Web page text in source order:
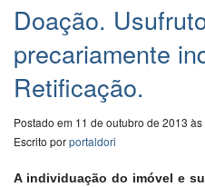
Doação.
precariamente
Retificação.
Postado em 11 de outubro de 2013 às
Escrito porportaldori
A individuação do imóvel e